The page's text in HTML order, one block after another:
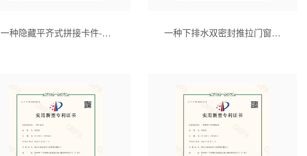
一种隐藏平齐式拼接卡件-证
一种下排水双密封推拉门窗下